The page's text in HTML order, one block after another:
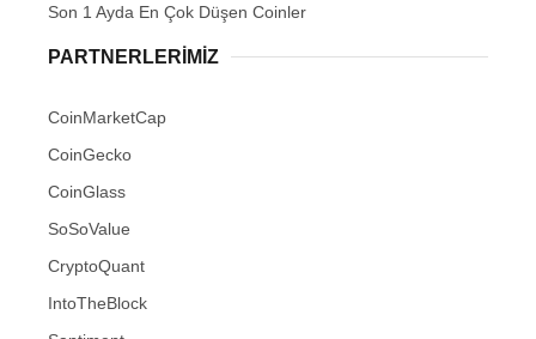
Son 1 Ayda En Çok Düşen Coinler
PARTNERLERIMIZ
CoinMarketCap
CoinGecko
CoinGlass
SoSoValue
CryptoQuant
IntoTheBlock